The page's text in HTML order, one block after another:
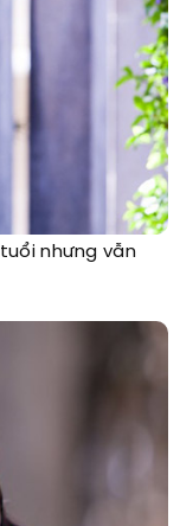
nhưng vẫn